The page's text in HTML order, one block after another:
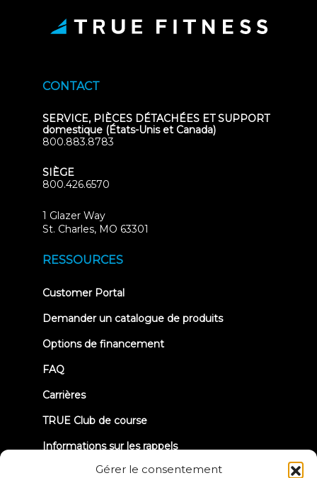
Gérer le consentement
CONTACT
SERVICE, PIÈCES DÉTACHÉES ET SUPPORT
domestique (États-Unis et Canada)
800.883.8783
SIÈGE
800.426.6570
1 Glazer Way
St. Charles, MO 63301
RESSOURCES
Customer Portal(opens
new
Demander un catalogue de produits
Options de financement
FAQ
Carrières
TRUE Club de course
Informations sur les rappels